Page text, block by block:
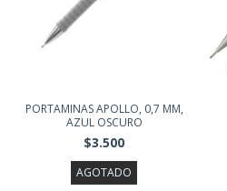
PORTAMINAS APOLLO, 0,7 MM,
AZUL OSCURO
$3.500
AGOTADO